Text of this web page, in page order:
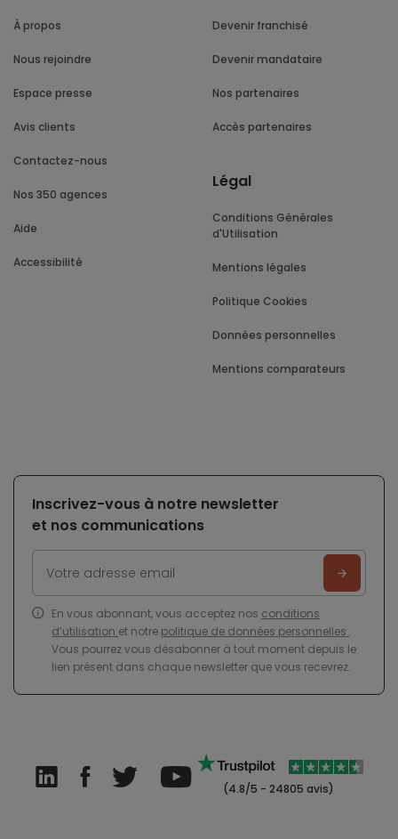
À propos
Nous rejoindre
Espace presse
Avis clients
Contactez-nous
Nos 350 agences
Aide
Accessibilité
Devenir franchisé
Devenir mandataire
Nos partenaires
Accès partenaires
Légal
Conditions Générales
d'Utilisation
Mentions légales
Politique Cookies
Données personnelles
Mentions comparateurs
Inscrivez-vous à notre newsletter
et nos communications
En vous abonnant, vous acceptez nos conditions
d’utilisation et notre politique de données personnelles .
Vous pourrez vous désabonner à tout moment depuis le
lien présent dans chaque newsletter que vous recevrez.
(4.8/5 - 24805 avis)